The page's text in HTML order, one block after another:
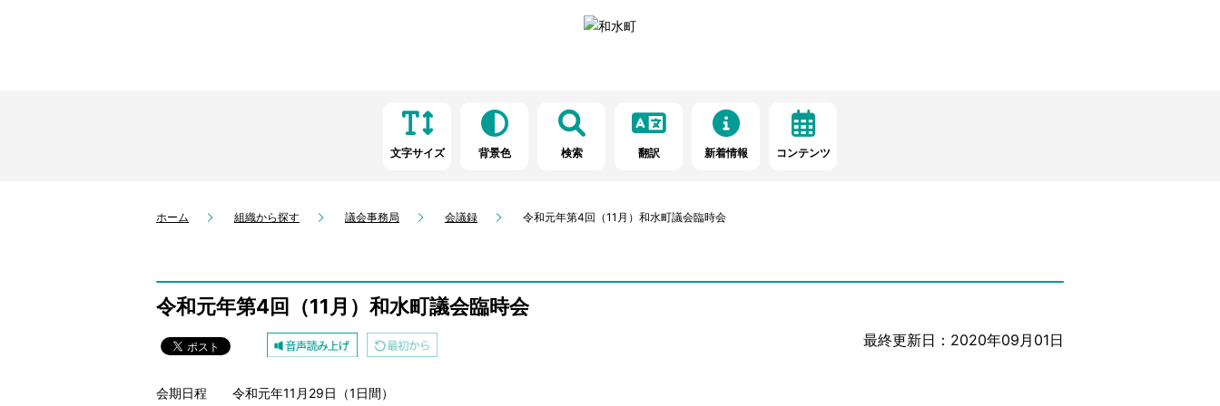
文字サイズ 背景色 検索 翻訳 新着情報 コンテンツ
ホーム 組織から探す 議会事務局 会議録 令和元年第4回（11月）和水町議会臨時会
令和元年第4回（11月）和水町議会臨時会
最終更新日：2020年09月01日
会期日程 令和元年11月29日（1日間）